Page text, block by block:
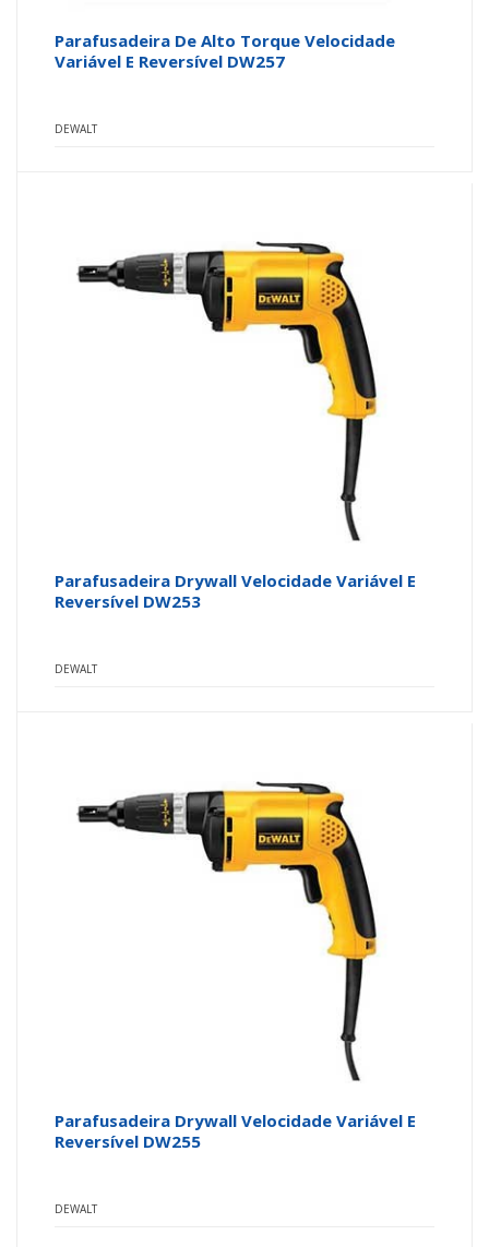
Parafusadeira De Alto Torque Velocidade
Variável E Reversível DW257
DEWALT
Parafusadeira Drywall Velocidade Variável E
Reversível DW253
DEWALT
Parafusadeira Drywall Velocidade Variável E
Reversível DW255
DEWALT